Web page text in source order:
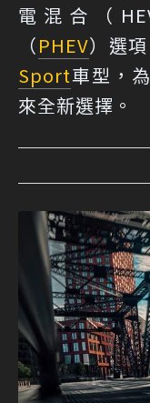
電混合（
（PHEV）選
Sport車型，
來全新選擇。